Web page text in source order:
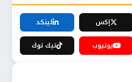
إكس
لينكد
يوتيوب تيك توك